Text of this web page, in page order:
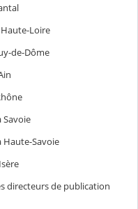
Loire
de-Dôme
Savoie
Haute-Savoie
directeurs de publication